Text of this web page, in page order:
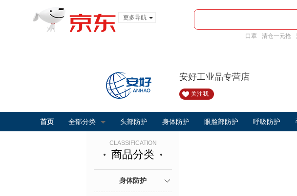
更多导航
口罩 清仓一元抢
安好工业品专营店
关注我
首页 全部分类 头部防护 身体防护 眼脸部防护 呼吸防护
CLASSIFICATION
商品分类
身体防护